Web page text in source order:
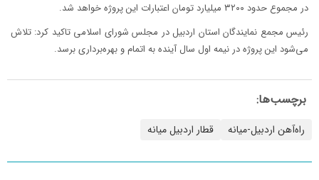
در مجموع حدود ۳۲۰۰ میلیارد تومان اعتبارات این پروژه خواهد شد.
رئیس مجمع نمایندگان استان اردبیل در مجلس شورای اسلامی تاکید کرد: تلاش
می‌شود این پروژه در نیمه اول سال آینده به اتمام و بهره‌برداری برسد.
برچسب‌ها:
راه‌آهن اردبیل-میانه قطار اردبیل میانه